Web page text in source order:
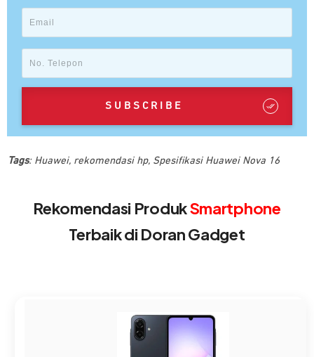
SUBSCRIBE
Tags: Huawei, rekomendasi hp, Spesifikasi Huawei Nova 16
Rekomendasi ProdukSmartphone
Terbaik di Doran Gadget